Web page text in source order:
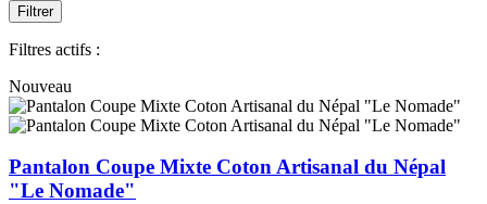
Filtrer
Filtres actifs :
Nouveau
Pantalon Coupe Mixte Coton Artisanal du Népal
"Le Nomade"